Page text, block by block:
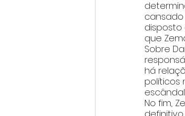
cansado
disposto
que
Sobre
há
políticos
No fim,